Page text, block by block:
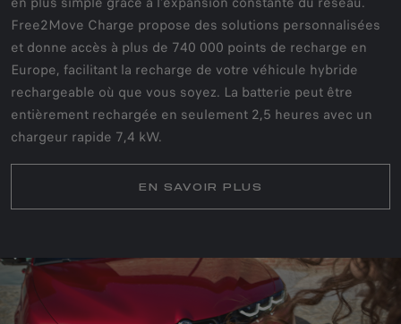
Free2Move Charge propose des solutions personnalisées
et donne accès à plus de 740 000 points de recharge en
Europe, facilitant la recharge de votre véhicule hybride
rechargeable où que vous soyez. La batterie peut être
entièrement rechargée en seulement 2,5 heures avec un
chargeur rapide 7,4 kW.
EN SAVOIR PLUS